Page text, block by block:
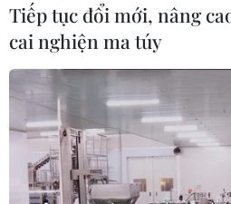
Cần Thơ xem xét đề xuất xây
hợp Giáo dục-Đào tạo 636 tỷ
06/08/2026 13:24
Mưa lớn gây ngập lụt, chia cắt
khu vực ở Nghệ An
Tiếp tục đổi mới, nâng
cai nghiện ma túy